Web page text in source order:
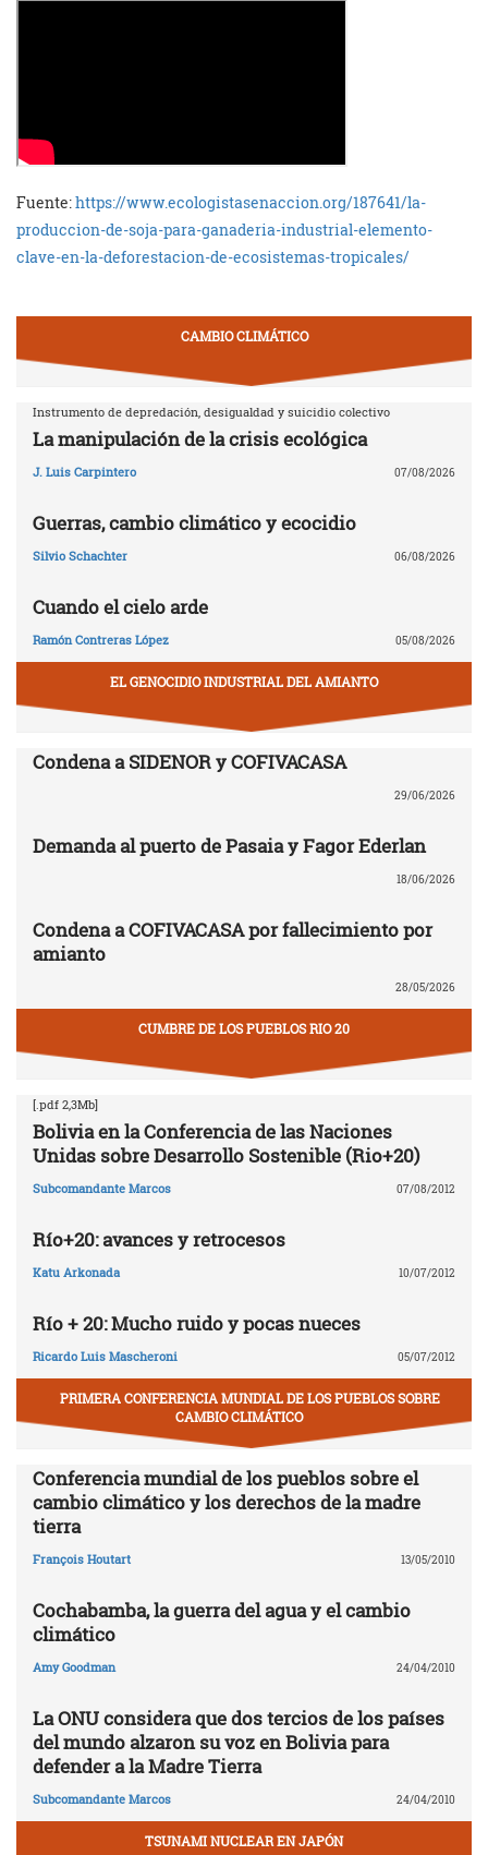
Fuente:https://www.ecologistasenaccion.org/187641/la-
produccion-de-soja-para-ganaderia-industrial-elemento-
clave-en-la-deforestacion-de-ecosistemas-tropicales/
CAMBIO CLIMÁTICO
Instrumento de depredación, desigualdad y suicidio colectivo
La manipulación de la crisis ecológica
J. Luis Carpintero 07/08/2026
Guerras, cambio climático y ecocidio
Silvio Schachter 06/08/2026
Cuando el cielo arde
Ramón Contreras López 05/08/2026
EL GENOCIDIO INDUSTRIAL DEL AMIANTO
Condena a SIDENOR y COFIVACASA
29/06/2026
Demanda al puerto de Pasaia y Fagor Ederlan
18/06/2026
Condena a COFIVACASA por fallecimiento por
amianto
28/05/2026
CUMBRE DE LOS PUEBLOS RIO 20
[.pdf 2,3Mb]
Bolivia en la Conferencia de las Naciones
Unidas sobre Desarrollo Sostenible (Rio+20)
Subcomandante Marcos 07/08/2012
Río+20: avances y retrocesos
Katu Arkonada 10/07/2012
Río + 20: Mucho ruido y pocas nueces
Ricardo Luis Mascheroni 05/07/2012
PRIMERA CONFERENCIA MUNDIAL DE LOS PUEBLOS SOBRE
CAMBIO CLIMÁTICO
Conferencia mundial de los pueblos sobre el
cambio climático y los derechos de la madre
tierra
François Houtart 13/05/2010
Cochabamba, la guerra del agua y el cambio
climático
Amy Goodman 24/04/2010
La ONU considera que dos tercios de los países
del mundo alzaron su voz en Bolivia para
defender a la Madre Tierra
Subcomandante Marcos 24/04/2010
TSUNAMI NUCLEAR EN JAPÓN